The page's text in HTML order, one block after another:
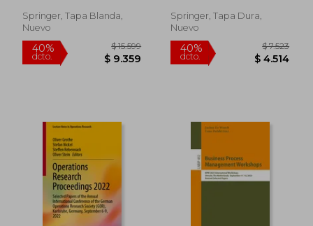
Inglés)
Pierskalla, William P.
Springer, Tapa Blanda,
Nuevo
Springer, Tapa Dura,
Nuevo